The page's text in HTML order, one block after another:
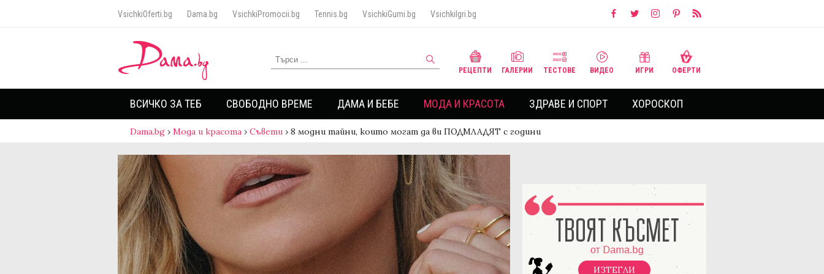
VsichkiOferti.bg Dama.bg VsichkiPromocii.bg Tennis.bg VsichkiGumi.bg VsichkiIgri.bg
РЕЦЕПТИ ГАЛЕРИИ ТЕСТОВЕ ВИДЕО ИГРИ ОФЕРТИ
ВСИЧКО ЗА ТЕБ СВОБОДНО ВРЕМЕ ДАМА И БЕБЕ МОДА И КРАСОТА ЗДРАВЕ И СПОРТ ХОРОСКОП
Dama.bg › Мода и красота › Съвети › 8 модни тайни, които могат да ви ПОДМЛАДЯТ с години
ИЗТЕГЛИ